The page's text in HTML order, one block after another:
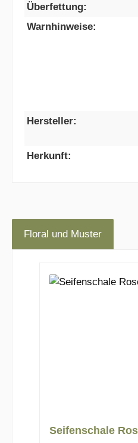
Überfettung:
Warnhinweise:
Hersteller:
Herkunft:
Floral und Muster
Seifenschale